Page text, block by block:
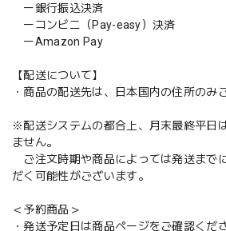
ー銀行振込決済
ーコンビニ（Pay-easy）決済
ーAmazon Pay
【配送について】
・商品の配送先は、日本国内の住所のみ
※配送システムの都合上、月末最終平日
ません。
ご注文時期や商品によっては発送まで
だく可能性がございます。
＜予約商品＞
・発送予定日は商品ページをご確認くだ